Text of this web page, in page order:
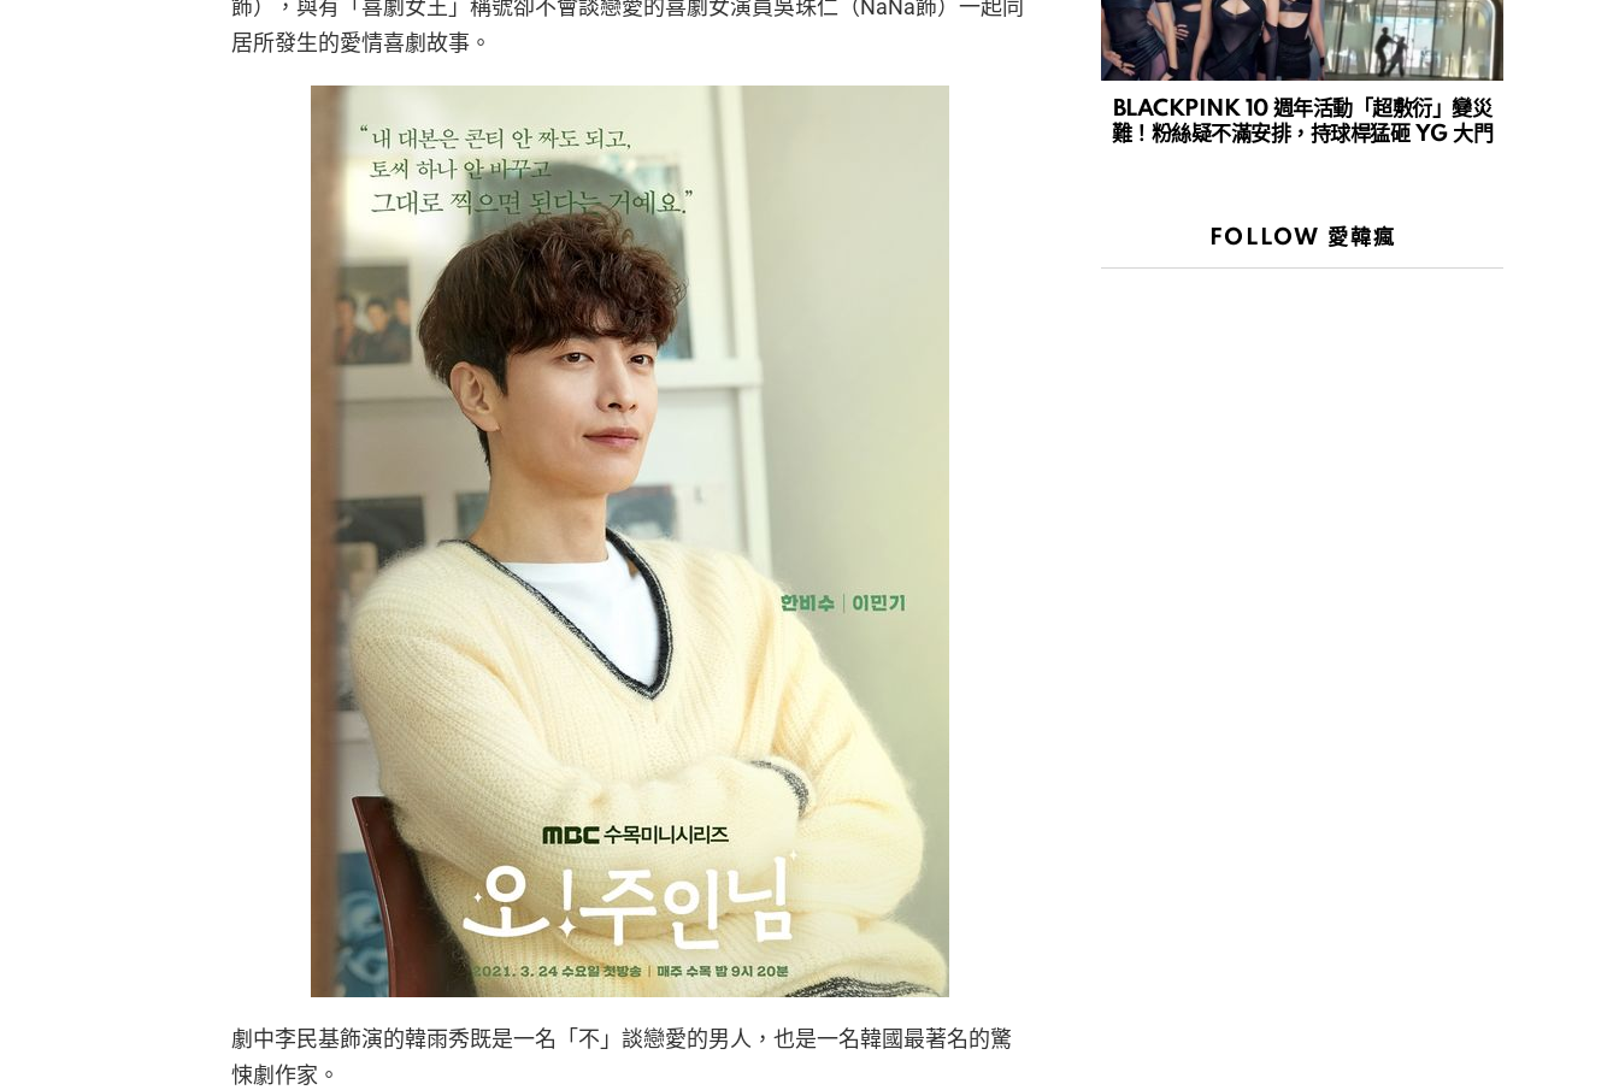
飾），與有「喜劇女王」稱號卻不會談戀愛的喜劇女演員吳珠仁（NaNa飾）一起同
居所發生的愛情喜劇故事。
劇中李民基飾演的韓雨秀既是一名「不」談戀愛的男人，也是一名韓國最著名的驚
悚劇作家。
BLACKPINK 10 週年活動「超敷衍」變災
難！粉絲疑不滿安排，持球桿猛砸 YG 大門
FOLLOW 愛韓瘋